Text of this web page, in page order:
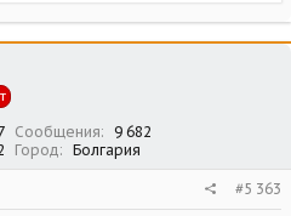
Сообщения
9 682
Город Болгария
#5 363